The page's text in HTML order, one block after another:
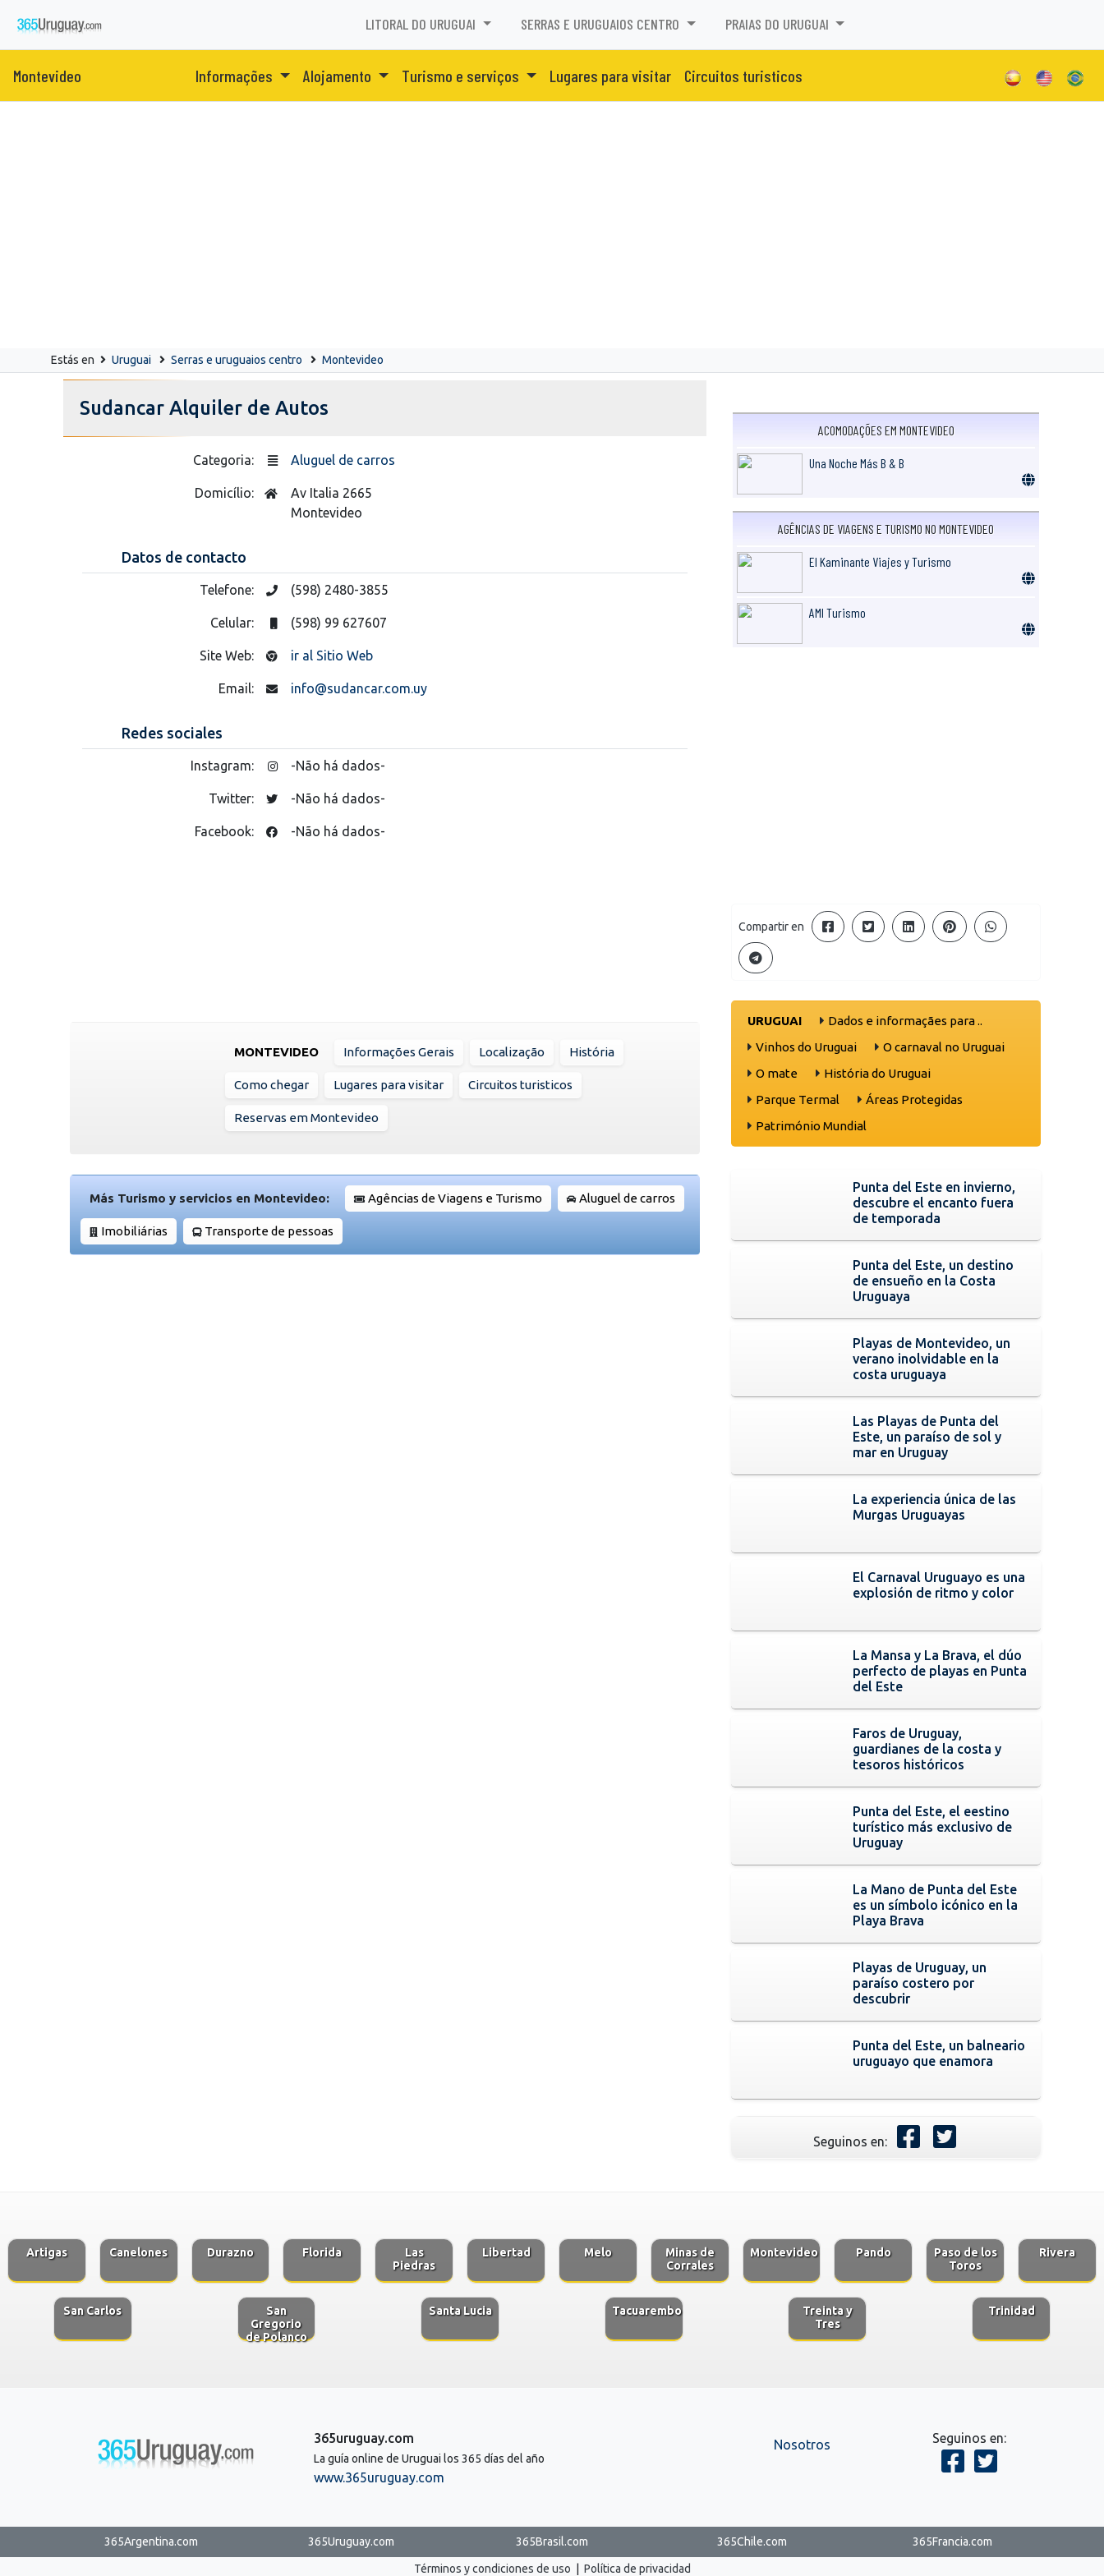
LITORAL DO URUGUAI SERRAS E URUGUAIOS CENTRO PRAIAS DO URUGUAI
Montevideo Informações Alojamento Turismo e serviços Lugares para visitar Circuitos turisticos
Estás en Uruguai Serras e uruguaios centro Montevideo
Sudancar Alquiler de Autos
Categoria: Aluguel de carros
Domicílio:
Av Italia 2665
Montevideo
Datos de contacto
Telefone: (598) 2480-3855
Celular: (598) 99 627607
Site Web: ir al Sitio Web
Email: info@sudancar.com.uy
Redes sociales
Instagram: -Não há dados-
Twitter: -Não há dados-
Facebook: -Não há dados-
MONTEVIDEO Informações Gerais Localização História
Como chegar Lugares para visitar Circuitos turisticos
Reservas em Montevideo
Más Turismo y servicios en Montevideo: Agências de Viagens e Turismo Aluguel de carros
Imobiliárias Transporte de pessoas
ACOMODAÇÕES EM MONTEVIDEO
Una Noche Más B & B
AGÊNCIAS DE VIAGENS E TURISMO NO MONTEVIDEO
El Kaminante Viajes y Turismo
AMI Turismo
Compartir en
URUGUAI
Dados e informaçães para ..
Vinhos do Uruguai
O carnaval no Uruguai
O mate
História do Uruguai
Parque Termal
Áreas Protegidas
Património Mundial
Punta del Este en invierno,
descubre el encanto fuera
de temporada
Punta del Este, un destino
de ensueño en la Costa
Uruguaya
Playas de Montevideo, un
verano inolvidable en la
costa uruguaya
Las Playas de Punta del
Este, un paraíso de sol y
mar en Uruguay
La experiencia única de las
Murgas Uruguayas
El Carnaval Uruguayo es una
explosión de ritmo y color
La Mansa y La Brava, el dúo
perfecto de playas en Punta
del Este
Faros de Uruguay,
guardianes de la costa y
tesoros históricos
Punta del Este, el eestino
turístico más exclusivo de
Uruguay
La Mano de Punta del Este
es un símbolo icónico en la
Playa Brava
Playas de Uruguay, un
paraíso costero por
descubrir
Punta del Este, un balneario
uruguayo que enamora
Seguinos en:
Artigas Canelones Durazno Florida
Las
Piedras
Libertad Melo
Minas de
Corrales
Montevideo Pando
Paso de los
Toros
Rivera
San Carlos
San
Gregorio
de Polanco
Santa Lucia Tacuarembo
Treinta y
Tres
Trinidad
365uruguay.com
La guía online de Uruguai los 365 días del año
www.365uruguay.com
Nosotros Seguinos en:
365Argentina.com 365Uruguay.com 365Brasil.com 365Chile.com 365Francia.com
Términos y condiciones de uso Política de privacidad